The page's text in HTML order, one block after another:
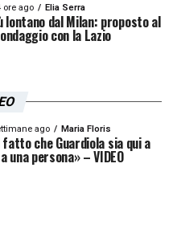
ore ago Elia Serra
lontano dal Milan: proposto al
con la Lazio
ago Maria Floris
che Guardiola sia qui a
una persona» – VIDEO